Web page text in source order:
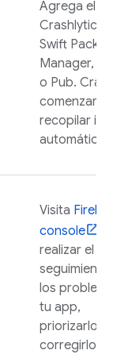
Agrega el SDK
Crashlytics
Swift Package
Manager,
o Pub.
comenzará a
recopilar
Visita Firebase
console
realizar el
seguimiento de
los problemas
tu app,
priorizarlos y
corregirlos.